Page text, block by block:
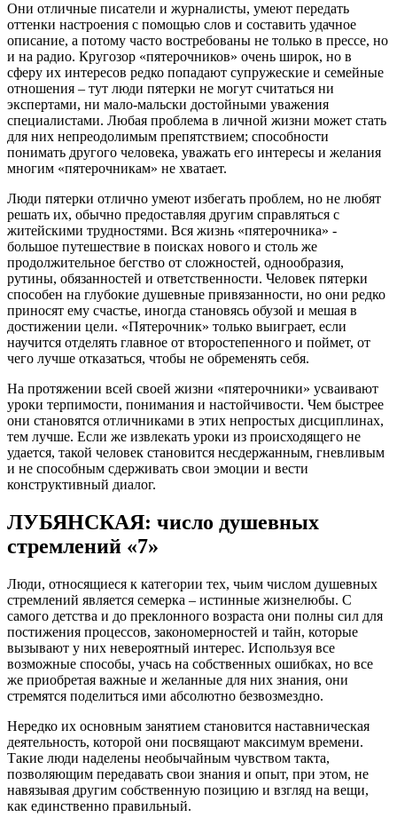
Они отличные писатели и журналисты, умеют передать
оттенки настроения с помощью слов и составить удачное
описание, а потому часто востребованы не только в прессе, но
и на радио. Кругозор «пятерочников» очень широк, но в
сферу их интересов редко попадают супружеские и семейные
отношения – тут люди пятерки не могут считаться ни
экспертами, ни мало-мальски достойными уважения
специалистами. Любая проблема в личной жизни может стать
для них непреодолимым препятствием; способности
понимать другого человека, уважать его интересы и желания
многим «пятерочникам» не хватает.
Люди пятерки отлично умеют избегать проблем, но не любят
решать их, обычно предоставляя другим справляться с
житейскими трудностями. Вся жизнь «пятерочника» -
большое путешествие в поисках нового и столь же
продолжительное бегство от сложностей, однообразия,
рутины, обязанностей и ответственности. Человек пятерки
способен на глубокие душевные привязанности, но они редко
приносят ему счастье, иногда становясь обузой и мешая в
достижении цели. «Пятерочник» только выиграет, если
научится отделять главное от второстепенного и поймет, от
чего лучше отказаться, чтобы не обременять себя.
На протяжении всей своей жизни «пятерочники» усваивают
уроки терпимости, понимания и настойчивости. Чем быстрее
они становятся отличниками в этих непростых дисциплинах,
тем лучше. Если же извлекать уроки из происходящего не
удается, такой человек становится несдержанным, гневливым
и не способным сдерживать свои эмоции и вести
конструктивный диалог.
ЛУБЯНСКАЯ: число душевных
стремлений «7»
Люди, относящиеся к категории тех, чьим числом душевных
стремлений является семерка – истинные жизнелюбы. С
самого детства и до преклонного возраста они полны сил для
постижения процессов, закономерностей и тайн, которые
вызывают у них невероятный интерес. Используя все
возможные способы, учась на собственных ошибках, но все
же приобретая важные и желанные для них знания, они
стремятся поделиться ими абсолютно безвозмездно.
Нередко их основным занятием становится наставническая
деятельность, которой они посвящают максимум времени.
Такие люди наделены необычайным чувством такта,
позволяющим передавать свои знания и опыт, при этом, не
навязывая другим собственную позицию и взгляд на вещи,
как единственно правильный.